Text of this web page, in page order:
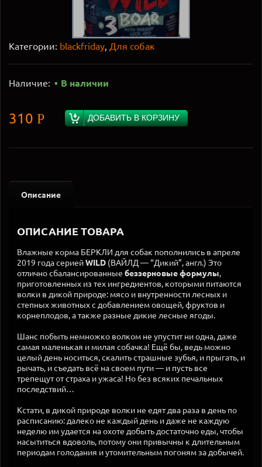
Категории: blackfriday, Для собак
Наличие: В наличии
310 Р ДОБАВИТЬ В КОРЗИНУ
Описание
ОПИСАНИЕ ТОВАРА
Влажные корма БЕРКЛИ для собак пополнились в апреле
2019 года сериейWILD (ВАЙЛД — “Дикий”, англ.) Это
отлично сбалансированные беззерновые формулы,
приготовленных из тех ингредиентов, которыми питаются
волки в дикой природе: мясо и внутренности лесных и
степных животных с добавлением овощей, фруктов и
корнеплодов, а также разные дикие лесные ягоды.
Шанс побыть немножко волком не упустит ни одна, даже
самая маленькая и милая собачка! Ещё бы, ведь можно
целый день носиться, скалить страшные зубья, и прыгать, и
рычать, и съедать всё на своем пути — и пусть все
трепещут от страха и ужаса! Но без всяких печальных
последствий…
Кстати, в дикой природе волки не едят два раза в день по
расписанию: далеко не каждый день и даже не каждую
неделю им удается на охоте добыть достаточно еды, чтобы
насытиться вдоволь, потому они привычны к длительным
периодам голодания и утомительным погоням за добычей.